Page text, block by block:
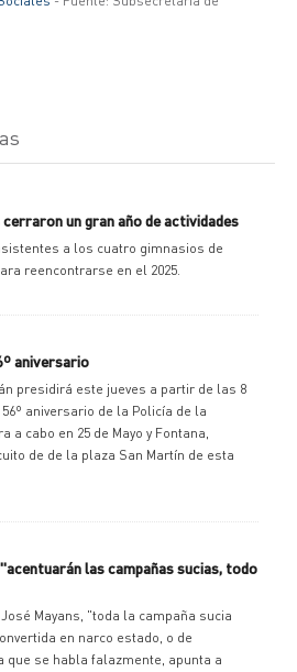
un gran año de actividades
a los cuatro gimnasios de
reencontrarse en el 2025.
aniversario
presidirá este jueves a partir de las 8
aniversario de la Policía de la
a cabo en 25 de Mayo y Fontana,
de de la plaza San Martín de esta
las campañas sucias, todo
Mayans, "toda la campaña sucia
en narco estado, o de
que se habla falazmente, apunta a